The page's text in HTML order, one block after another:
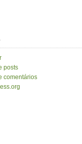
posts
comentários